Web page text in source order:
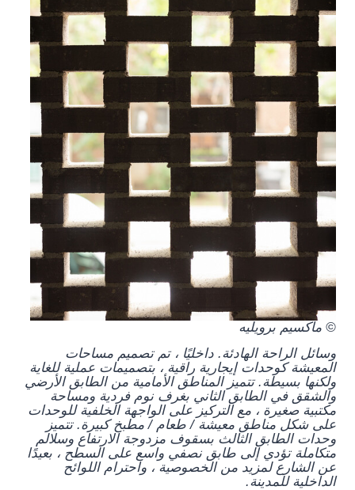
© ماكسيم برويليه
وسائل الراحة الهادئة. داخليًا ، تم تصميم مساحات
المعيشة كوحدات إيجارية راقية ، بتصميمات عملية للغاية
ولكنها بسيطة. تتميز المناطق الأمامية من الطابق الأرضي
والشقق في الطابق الثاني بغرف نوم فردية ومساحة
مكتبية صغيرة ، مع التركيز على الواجهة الخلفية للوحدات
على شكل مناطق معيشة / طعام / مطبخ كبيرة. تتميز
وحدات الطابق الثالث بسقوف مزدوجة الارتفاع وسلالم
متكاملة تؤدي إلى طابق نصفي واسع على السطح ، بعيدًا
عن الشارع لمزيد من الخصوصية ، واحترام اللوائح
الداخلية للمدينة.